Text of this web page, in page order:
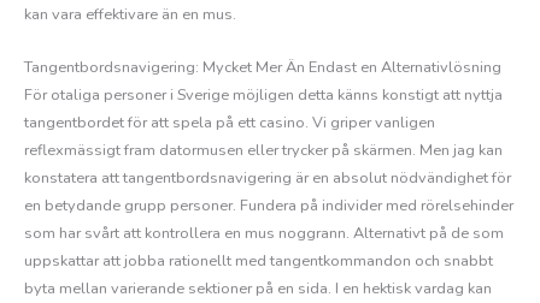
kan vara effektivare än en mus.
Tangentbordsnavigering: Mycket Mer Än Endast en Alternativlösning
För otaliga personer i Sverige möjligen detta känns konstigt att nyttja
tangentbordet för att spela på ett casino. Vi griper vanligen
reflexmässigt fram datormusen eller trycker på skärmen. Men jag kan
konstatera att tangentbordsnavigering är en absolut nödvändighet för
en betydande grupp personer. Fundera på individer med rörelsehinder
som har svårt att kontrollera en mus noggrann. Alternativt på de som
uppskattar att jobba rationellt med tangentkommandon och snabbt
byta mellan varierande sektioner på en sida. I en hektisk vardag kan